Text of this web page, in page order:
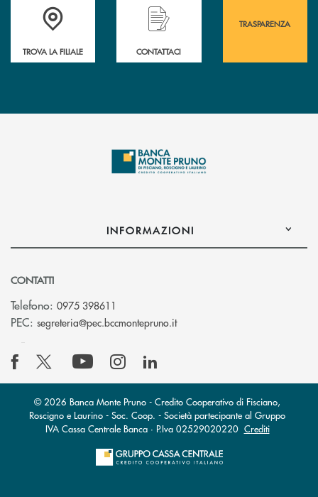
Accedi all' elenco completo&nbsp; delle&nbsp; filiali&nbsp; di Banca
TROVA LA FILIALE
Hai bisogno di assistenza immediata?
CONTATTACI
TRASPARENZA
INFORMAZIONI
CONTATTI
Telefono: 0975 398611
PEC: segreteria@pec.bccmontepruno.it(si apre l’app di posta
© 2026 Banca Monte Pruno - Credito Cooperativo di Fisciano,
Roscigno e Laurino - Soc. Coop. - Società partecipante al Gruppo
IVA Cassa Centrale Banca · P.Iva 02529020220 Crediti